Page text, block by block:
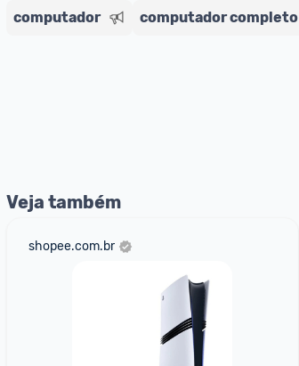
computador
computador completo
Veja também
shopee.com.br